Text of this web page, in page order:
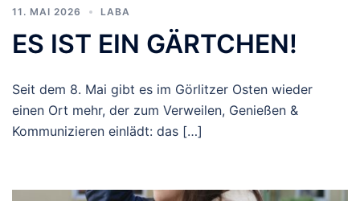
11. MAI 2026 LABA
ES IST EIN GÄRTCHEN!
Seit dem 8. Mai gibt es im Görlitzer Osten wieder
einen Ort mehr, der zum Verweilen, Genießen &
Kommunizieren einlädt: das […]